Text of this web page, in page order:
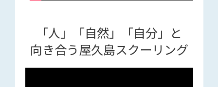
「人」「自然」「自分」と
向き合う屋久島スクーリング